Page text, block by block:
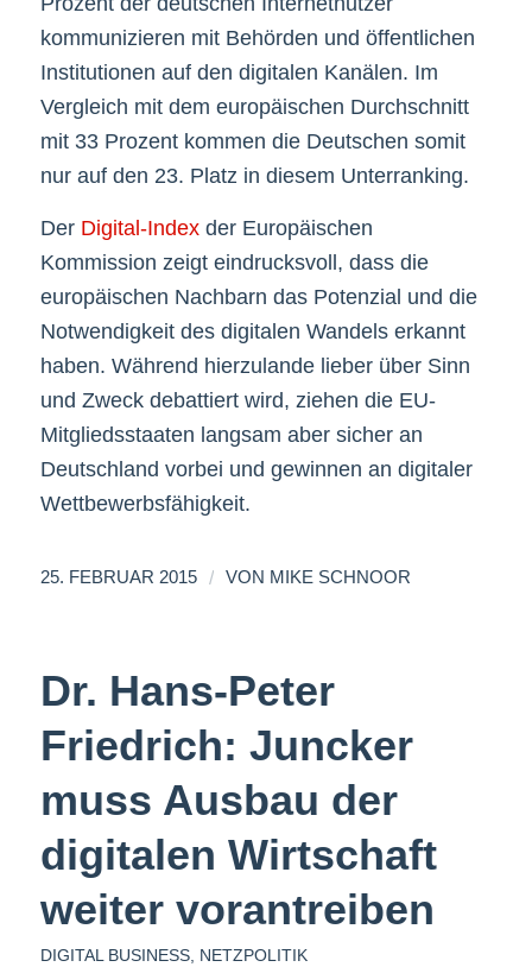
kommunizieren mit Behörden und öffentlichen
Institutionen auf den digitalen Kanälen. Im
Vergleich mit dem europäischen Durchschnitt
mit 33 Prozent kommen die Deutschen somit
nur auf den 23. Platz in diesem Unterranking.
Der Digital-Indexder Europäischen
Kommission zeigt eindrucksvoll, dass die
europäischen Nachbarn das Potenzial und die
Notwendigkeit des digitalen Wandels erkannt
haben. Während hierzulande lieber über Sinn
und Zweck debattiert wird, ziehen die EU-
Mitgliedsstaaten langsam aber sicher an
Deutschland vorbei und gewinnen an digitaler
Wettbewerbsfähigkeit.
25. FEBRUAR 2015 / VON MIKE SCHNOOR
Dr. Hans-Peter
Friedrich: Juncker
muss Ausbau der
digitalen Wirtschaft
weiter vorantreiben
DIGITAL BUSINESS, NETZPOLITIK